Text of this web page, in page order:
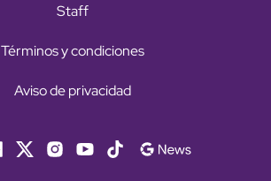
Staff
Términos y condiciones
Aviso de privacidad